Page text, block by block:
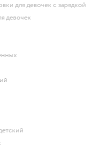
для девочек с зарядкой
девочек